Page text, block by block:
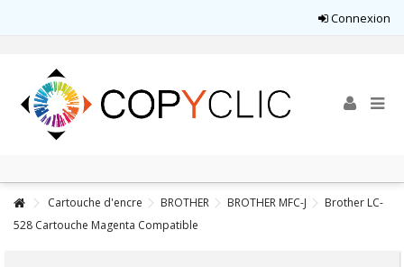
Connexion
Cartouche d'encre BROTHER BROTHER MFC-J
Brother LC-
528 Cartouche Magenta Compatible